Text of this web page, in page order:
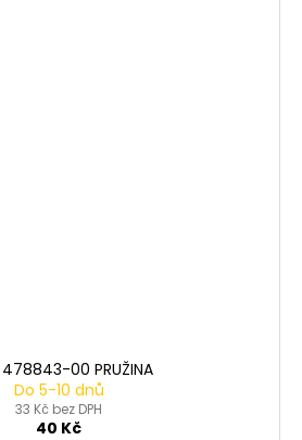
00 PRUŽINA
Do 5-10 dnů
33 Kč bez DPH
40 Kč